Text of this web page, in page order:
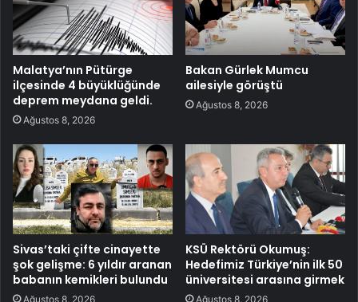
Malatya’nın Pütürge
ilçesinde 4 büyüklüğünde
deprem meydana geldi.
Ağustos 8, 2026
Bakan Gürlek Mumcu
ailesiyle görüştü
Ağustos 8, 2026
Sivas’taki çifte cinayette
şok gelişme: 6 yıldır aranan
babanın kemikleri bulundu
Ağustos 8, 2026
KSÜ Rektörü Okumuş:
Hedefimiz Türkiye’nin ilk 50
üniversitesi arasına girmek
Ağustos 8, 2026